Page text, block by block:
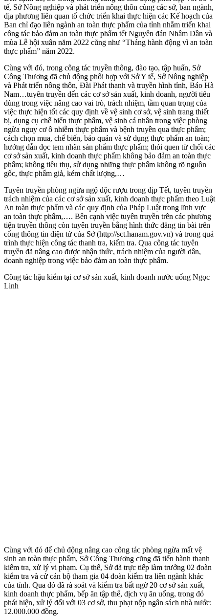
tế, Sở Nông nghiệp và phát triển nông thôn cùng các sở, ban ngành,
địa phương liên quan tổ chức triển khai thực hiện các Kế hoạch của
Ban chỉ đạo liên ngành an toàn thực phẩm của tỉnh nhằm triển khai
công tác bảo đảm an toàn thực phẩm tết Nguyên đán Nhâm Dần và
mùa Lễ hội xuân năm 2022 cũng như “Tháng hành động vì an toàn
thực phẩm” năm 2022.
Cùng với đó, trong công tác truyền thông, đào tạo, tập huấn, Sở
Công Thương đã chủ động phối hợp với Sở Y tế, Sở Nông nghiệp
và Phát triển nông thôn, Đài Phát thanh và truyền hình tỉnh, Báo Hà
Nam…tuyên truyền đến các cơ sở sản xuất, kinh doanh, người tiêu
dùng trong việc nâng cao vai trò, trách nhiệm, tầm quan trọng của
việc thực hiện tốt các quy định về vệ sinh cơ sở, vệ sinh trang thiết
bị, dụng cụ chế biến thực phẩm, vệ sinh cá nhân trong việc phòng
ngừa nguy cơ ô nhiễm thực phẩm và bệnh truyền qua thực phẩm;
cách chọn mua, chế biến, bảo quản và sử dụng thực phẩm an toàn;
hướng dẫn đọc tem nhãn sản phẩm thực phẩm; thói quen từ chối các
cơ sở sản xuất, kinh doanh thực phẩm không bảo đảm an toàn thực
phẩm; không tiêu thụ, sử dụng những thực phẩm không rõ nguồn
gốc, thực phẩm giả, kém chất lượng,…
Tuyên truyền phòng ngừa ngộ độc rượu trong dịp Tết, tuyên truyền
trách nhiệm của các cơ sở sản xuất, kinh doanh thực phẩm theo Luật
An toàn thực phẩm và các quy định của Pháp Luật trong lĩnh vực
an toàn thực phẩm,…. Bên cạnh việc tuyên truyền trên các phương
tiện truyền thông còn tuyên truyền bằng hình thức đăng tin bài trên
cổng thông tin điện tử của Sở (http://sct.hanam.gov.vn) và trong quá
trình thực hiện công tác thanh tra, kiểm tra. Qua công tác tuyên
truyền đã nâng cao được nhận thức, trách nhiệm của người dân,
doanh nghiệp trong việc bảo đảm an toàn thực phẩm.
Công tác hậu kiểm tại cơ sở sản xuất, kinh doanh nước uống Ngọc
Linh
Cùng với đó để chủ động nâng cao công tác phòng ngừa mất vệ
sinh an toàn thực phẩm, Sở Công Thương cũng đã tiến hành thanh
kiểm tra, xử lý vi phạm. Cụ thể, Sở đã trực tiếp làm trưởng 02 đoàn
kiểm tra và cử cán bộ tham gia 04 đoàn kiểm tra liên ngành khác
của tỉnh. Qua đó đã rà soát và kiểm tra bất ngờ 20 cơ sở sản xuất,
kinh doanh thực phẩm, bếp ăn tập thể, dịch vụ ăn uống, trong đó
phát hiện, xử lý đối với 03 cơ sở, thu phạt nộp ngân sách nhà nước:
12.000.000 đồng.